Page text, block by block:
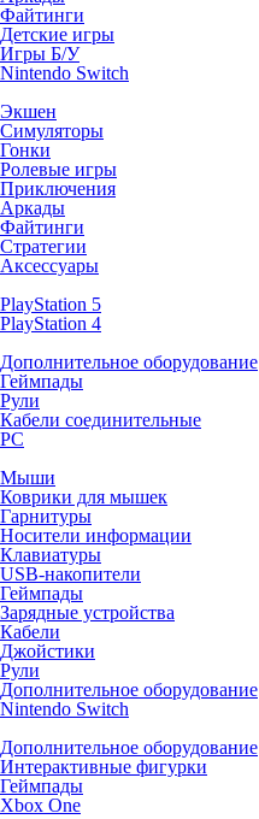
Файтинги
Детские игры
Игры Б/У
Nintendo Switch
Экшен
Симуляторы
Гонки
Ролевые игры
Приключения
Аркады
Файтинги
Стратегии
Аксессуары
PlayStation 5
PlayStation 4
Дополнительное оборудование
Геймпады
Рули
Кабели соединительные
PC
Мыши
Коврики для мышек
Гарнитуры
Носители информации
Клавиатуры
USB-накопители
Геймпады
Зарядные устройства
Кабели
Джойстики
Рули
Дополнительное оборудование
Nintendo Switch
Дополнительное оборудование
Интерактивные фигурки
Геймпады
Xbox One